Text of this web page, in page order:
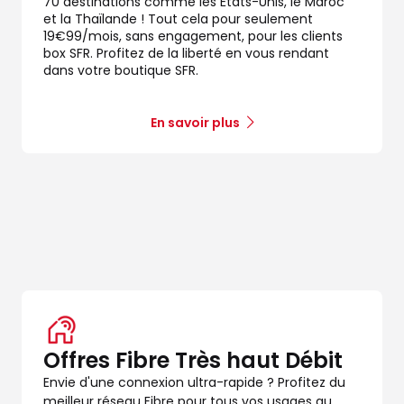
vous
et la Thaïlande ! Tout cela pour seulement
19€99/mois, sans engagement, pour les clients
box SFR. Profitez de la liberté en vous rendant
dans votre boutique SFR.
En savoir plus
Offres Fibre Très haut Débit
Envie d'une connexion ultra-rapide ? Profitez du